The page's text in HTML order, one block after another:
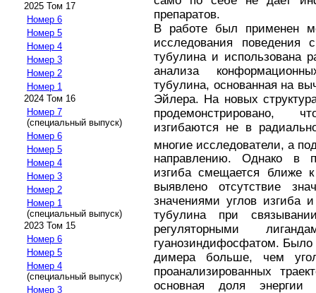
2025 Том 17
Номер 6
Номер 5
Номер 4
Номер 3
Номер 2
Номер 1
2024 Том 16
Номер 7
(специальный выпуск)
Номер 6
Номер 5
Номер 4
Номер 3
Номер 2
Номер 1
(специальный выпуск)
2023 Том 15
Номер 6
Номер 5
Номер 4
(специальный выпуск)
Номер 3
препаратов.
В работе был применен
исследования поведения
тубулина и использована
анализа
тубулина, основанная на
Эйлера. На новых
продемонстрировано,
изгибаются не в
многие исследователи, а
направлению. Однако в
изгиба смещается ближе
выявлено отсутствие
значениями углов изгиба
тубулина при
регуляторными
гуанозиндифосфатом. Было
димера больше, чем
проанализированных
основная доля энергии